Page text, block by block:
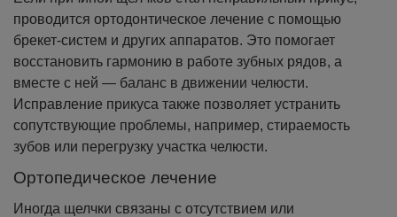
проводится ортодонтическое лечение с помощью
брекет-систем и других аппаратов. Это помогает
восстановить гармонию в работе зубных рядов, а
вместе с ней — баланс в движении челюсти.
Исправление прикуса также позволяет устранить
сопутствующие проблемы, например, стираемость
зубов или перегрузку участка челюсти.
Ортопедическое лечение
Иногда щелчки связаны с отсутствием или